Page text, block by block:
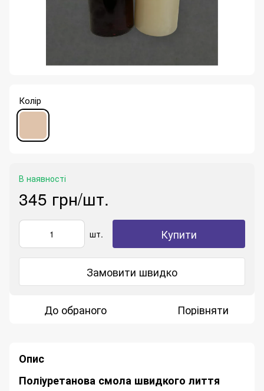
Колір
В наявності
345 грн/шт.
шт. Купити
Замовити швидко
До обраного Порівняти
Опис
Поліуретанова смола швидкого лиття